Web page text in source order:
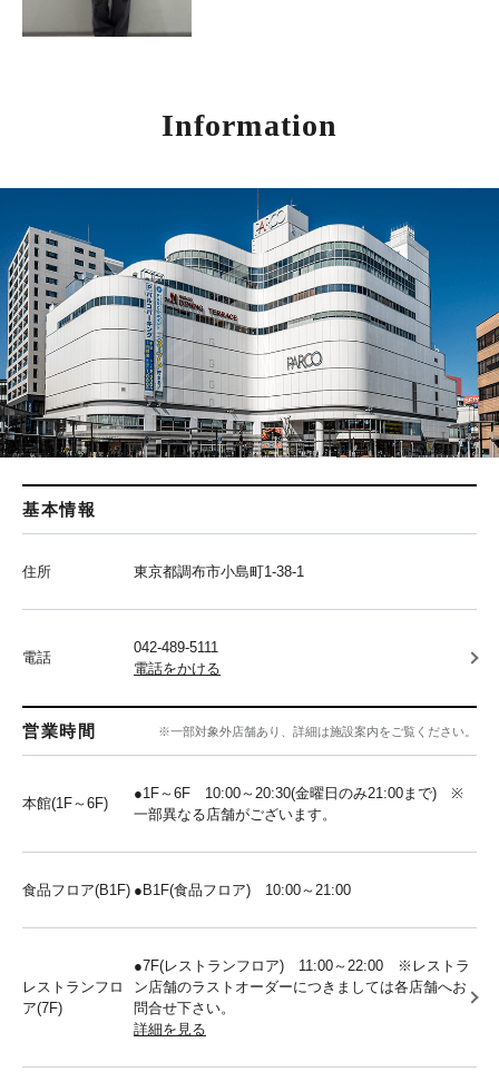
Information
基本情報
住所 東京都調布市小島町1-38-1
電話
042-489-5111
電話をかける
営業時間 ※一部対象外店舗あり、詳細は施設案内をご覧ください。
本館(1F～6F)
●1F～6F 10:00～20:30(金曜日のみ21:00まで) ※
一部異なる店舗がございます。
食品フロア(B1F) ●B1F(食品フロア) 10:00～21:00
レストランフロ
ア(7F)
●7F(レストランフロア) 11:00～22:00 ※レストラ
ン店舗のラストオーダーにつきましては各店舗へお
問合せ下さい。
詳細を見る